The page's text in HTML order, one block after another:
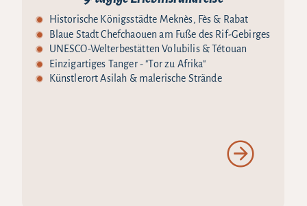
Historische Königsstädte Meknès, Fès & Rabat
Blaue Stadt Chefchaouen am Fuße des Rif-Gebirges
UNESCO-Welterbestätten Volubilis & Tétouan
Einzigartiges Tanger - "Tor zu Afrika"
Künstlerort Asilah & malerische Strände